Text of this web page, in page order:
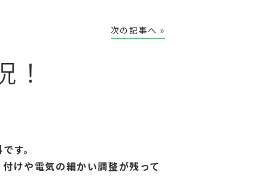
次の記事へ »
！
す。
けや電気の細かい調整が残って